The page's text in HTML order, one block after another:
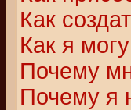
Как
Как я
Почему
Почему я